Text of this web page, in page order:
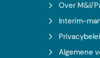
Over M&I/
Interim-
Algemene